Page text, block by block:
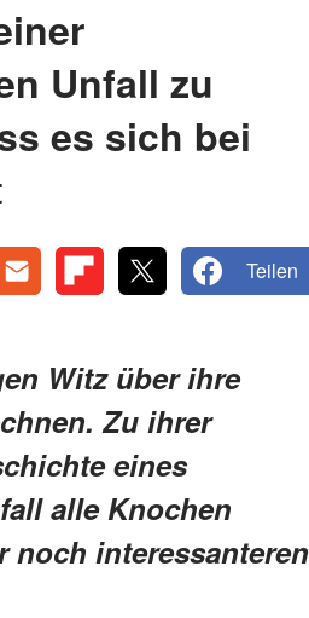
Unfall zu
es sich bei
Teilen
Witz über ihre
Zu ihrer
eines
alle Knochen
noch interessanteren